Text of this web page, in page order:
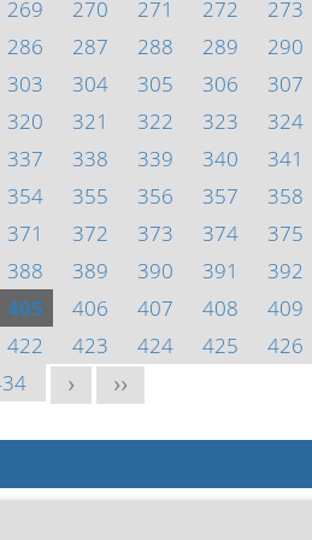
269 270 271 272 273
286 287 288 289 290
303 304 305 306 307
320 321 322 323 324
337 338 339 340 341
354 355 356 357 358
371 372 373 374 375
388 389 390 391 392
405 406 407 408 409
422 423 424 425 426
> >>